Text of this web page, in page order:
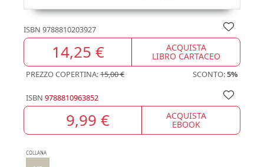
ISBN 9788810203927
14,25 € ACQUISTA
LIBRO CARTACEO
PREZZO COPERTINA:15,00 € SCONTO:5%
ISBN 9788810963852
9,99 € ACQUISTA
EBOOK
COLLANA